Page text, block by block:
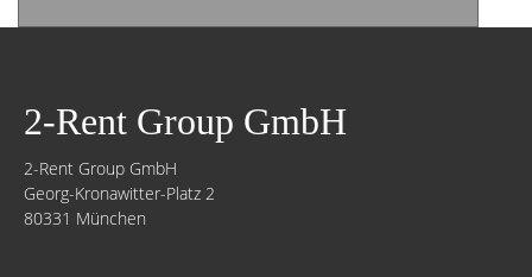
2-Rent Group GmbH
2-Rent Group GmbH
Georg-Kronawitter-Platz 2
80331 München